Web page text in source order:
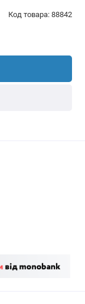
Код товара: 88842